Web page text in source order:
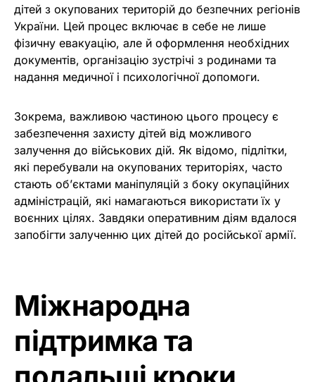
дітей з окупованих територій до безпечних регіонів
України. Цей процес включає в себе не лише
фізичну евакуацію, але й оформлення необхідних
документів, організацію зустрічі з родинами та
надання медичної і психологічної допомоги.
Зокрема, важливою частиною цього процесу є
забезпечення захисту дітей від можливого
залучення до військових дій. Як відомо, підлітки,
які перебували на окупованих територіях, часто
стають об’єктами маніпуляцій з боку окупаційних
адміністрацій, які намагаються використати їх у
воєнних цілях. Завдяки оперативним діям вдалося
запобігти залученню цих дітей до російської армії.
Міжнародна
підтримка та